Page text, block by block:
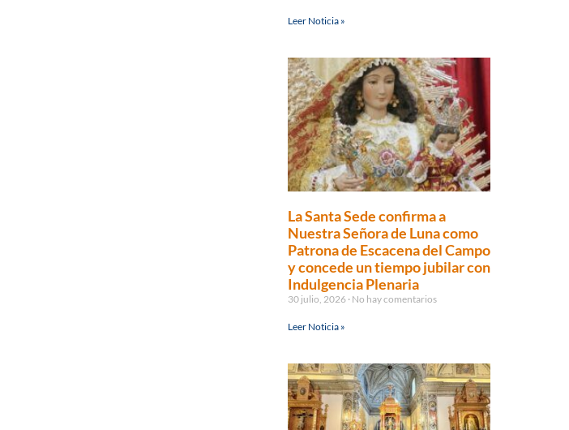
Leer Noticia »
La Santa Sede confirma a
Nuestra Señora de Luna como
Patrona de Escacena del Campo
y concede un tiempo jubilar con
Indulgencia Plenaria
30 julio, 2026 No hay comentarios
Leer Noticia »